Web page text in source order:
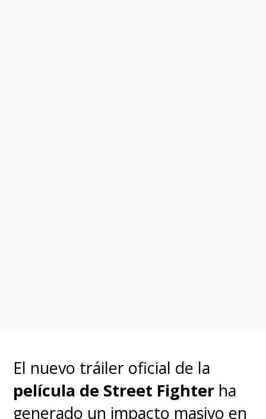
El nuevo tráiler oficial de la
película de Street Fighter ha
generado un impacto masivo en